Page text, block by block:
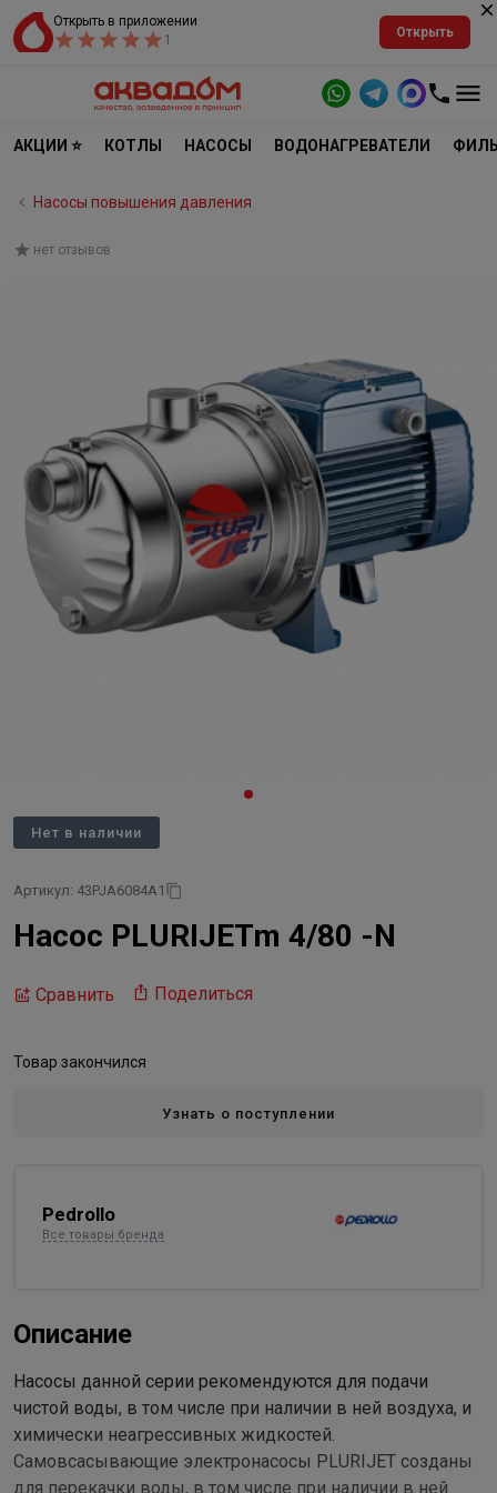
Открыть в приложении
1
Открыть
АКЦИИ ⭐ КОТЛЫ НАСОСЫ ВОДОНАГРЕВАТЕЛИ
Насосы повышения давления
нет отзывов
Нет в наличии
Артикул: 43PJA6084A1
Насос PLURIJETm 4/80 -N
Сравнить Поделиться
Товар закончился
Узнать о поступлении
Pedrollo
Все товары бренда
Описание
Насосы данной серии рекомендуются для подачи
чистой воды, в том числе при наличии в ней воздуха, и
химически неагрессивных жидкостей.
Самовсасывающие электронасосы PLURIJET созданы
для перекачки воды, в том числе при наличии в ней